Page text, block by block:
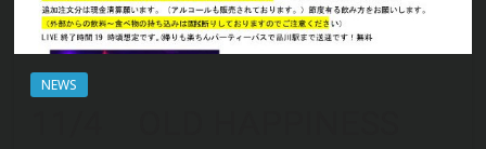
NEWS